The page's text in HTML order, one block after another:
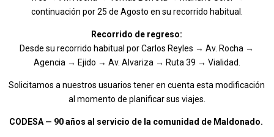
continuación por 25 de Agosto en su recorrido habitual.
Recorrido de regreso:
Desde su recorrido habitual por Carlos Reyles → Av. Rocha →
Agencia → Ejido → Av. Alvariza → Ruta 39 → Vialidad.
Solicitamos a nuestros usuarios tener en cuenta esta modificación
al momento de planificar sus viajes.
CODESA — 90 años al servicio de la comunidad de Maldonado.